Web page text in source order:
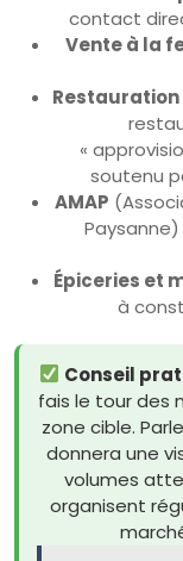
contact
Vente à la
«
soutenu
AMAP
Épiceries et
à
Conseil
fais le tour des
zone cible.
donnera une
volumes
organisent